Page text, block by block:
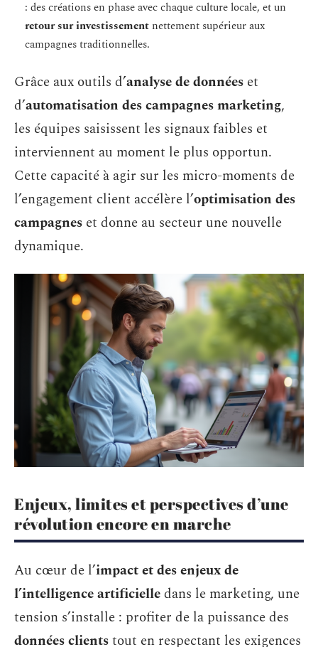
: des créations en phase avec chaque culture locale, et un
retour sur investissement nettement supérieur aux
campagnes traditionnelles.
Grâce aux outils d’analyse de données et
d’automatisation des campagnes marketing,
les équipes saisissent les signaux faibles et
interviennent au moment le plus opportun.
Cette capacité à agir sur les micro-moments de
l’engagement client accélère l’optimisation des
campagnes et donne au secteur une nouvelle
dynamique.
Enjeux, limites et perspectives d’une
révolution encore en marche
Au cœur de l’impact et des enjeux de
l’intelligence artificielledans le marketing, une
tension s’installe : profiter de la puissance des
données clientstout en respectant les exigences